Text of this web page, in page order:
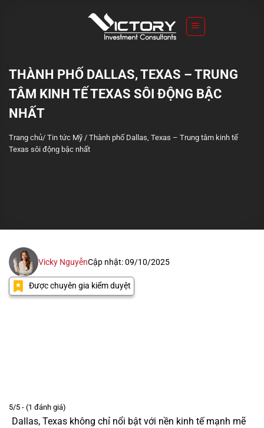
THÀNH PHỐ DALLAS, TEXAS – TRUNG
TÂM KINH TẾ TEXAS SÔI ĐỘNG BẬC
NHẤT
Trang chủ/ Tin tức Mỹ / Thành phố Dallas, Texas – Trung tâm kinh tế
Texas sôi động bậc nhất
Vicky NguyễnCập nhật: 09/10/2025
Được chuyên gia kiểm duyệt
5/5 - (1 đánh giá)
Dallas, Texas không chỉ nổi bật với nền kinh tế mạnh mẽ